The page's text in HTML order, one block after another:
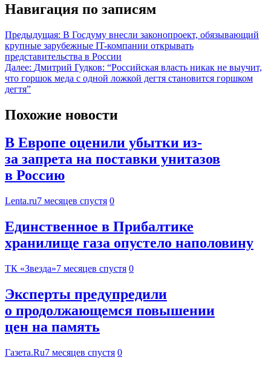
Навигация по записям
Предыдущая: В Госдуму внесли законопроект, обязывающий
крупные зарубежные IT-компании открывать
представительства в России
Далее: Дмитрий Гудков: “Российская власть никак не выучит,
что горшок меда с одной ложкой дегтя становится горшком
дегтя”
Похожие новости
В Европе оценили убытки из-
за запрета на поставки унитазов
в Россию
Lenta.ru7 месяцев спустя 0
Единственное в Прибалтике
хранилище газа опустело наполовину
ТК «Звезда»7 месяцев спустя 0
Эксперты предупредили
о продолжающемся повышении
цен на память
Газета.Ru7 месяцев спустя 0